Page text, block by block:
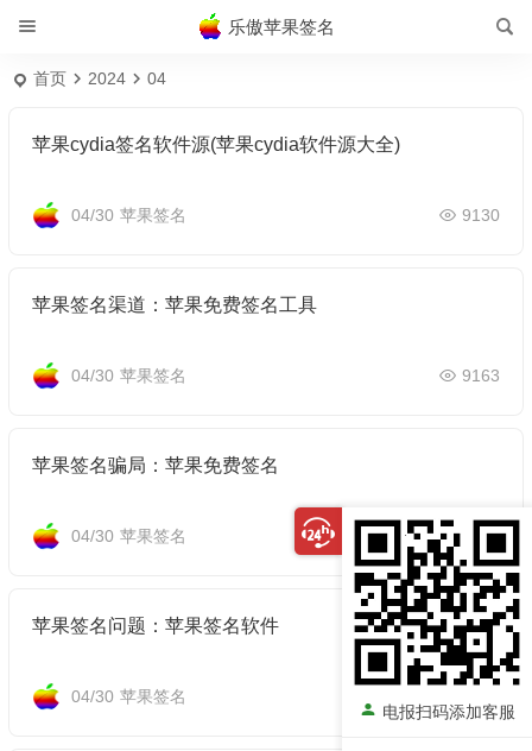
乐傲苹果签名
首页 2024 04
苹果cydia签名软件源(苹果cydia软件源大全)
04/30 苹果签名 9130
苹果签名渠道：苹果免费签名工具
04/30 苹果签名 9163
苹果签名骗局：苹果免费签名
04/30 苹果签名 9135
苹果签名问题：苹果签名软件
04/30 苹果签名
电报扫码添加客服